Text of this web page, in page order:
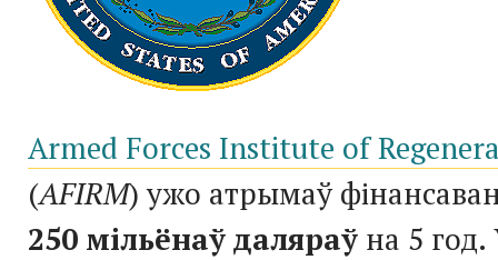
Armed Forces Institute of
(AFIRM) ужо атрымаў
250 мільёнаў даляраў на 5